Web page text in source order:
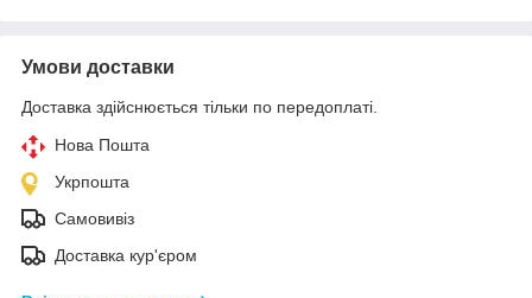
Умови доставки
Доставка здійснюється тільки по передоплаті.
Нова Пошта
Укрпошта
Самовивіз
Доставка кур'єром